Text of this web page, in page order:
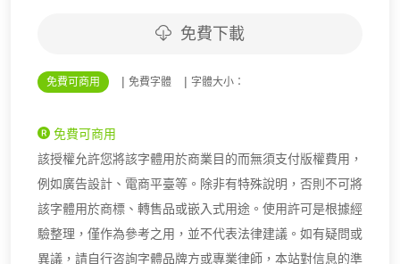
免費下載
免費可商用 | 免費字體 | 字體大小：
免費可商用
該授權允許您將該字體用於商業目的而無須支付版權費用，
例如廣告設計、電商平臺等。除非有特殊說明，否則不可將
該字體用於商標、轉售品或嵌入式用途。使用許可是根據經
驗整理，僅作為參考之用，並不代表法律建議。如有疑問或
異議，請自行咨詢字體品牌方或專業律師，本站對信息的準